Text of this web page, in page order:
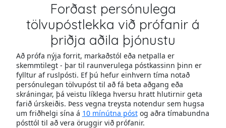
Forðast persónulega
tölvupóstlekka við prófanir á
þriðja aðila þjónustu
Að prófa nýja forrit, markaðstól eða netpalla er
skemmtilegt - þar til raunverulega póstkassinn þinn er
fylltur af ruslpósti. Ef þú hefur einhvern tíma notað
persónulegan tölvupóst til að fá beta aðgang eða
skráningar, þá veistu líklega hversu hratt hlutirnir geta
farið úrskeiðis. Þess vegna treysta notendur sem hugsa
um friðhelgi sína á 10 mínútna póstog aðra tímabundna
pósttól til að vera öruggir við prófanir.